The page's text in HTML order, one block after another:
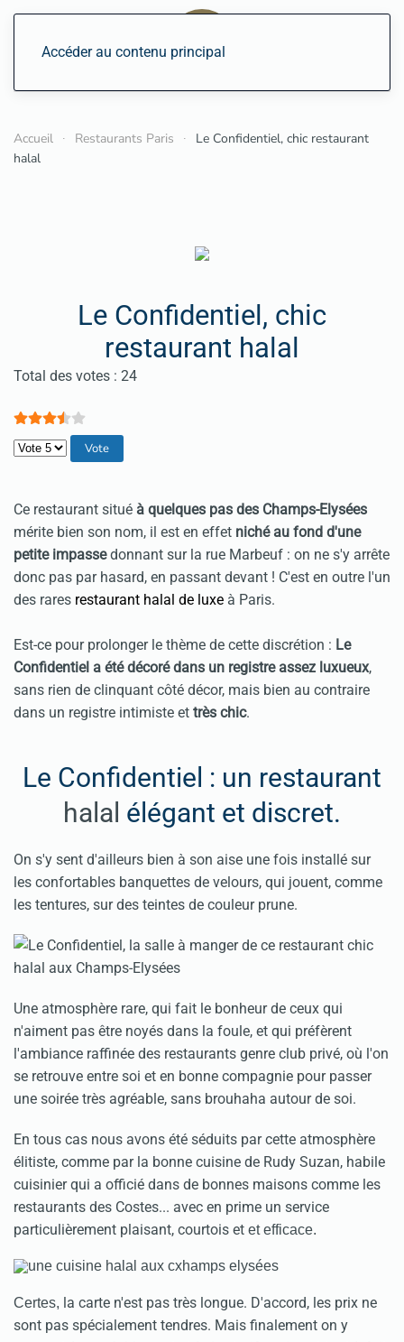
Accéder au contenu principal
Accueil Restaurants Paris
Le Confidentiel, chic restaurant
halal
Le Confidentiel, chic
restaurant halal
Vote utilisateur:3.5/
Total des votes : 24
Veuillez voter
Ce restaurant situé à quelques pas des Champs-Elysées
mérite bien son nom, il est en effet niché au fond d'une
petite impassedonnant sur la rue Marbeuf : on ne s'y arrête
donc pas par hasard, en passant devant ! C'est en outre l'un
des rares restaurant halal de luxe à Paris.
Est-ce pour prolonger le thème de cette discrétion : Le
Confidentiel a été décoré dans un registre assez luxueux,
sans rien de clinquant côté décor, mais bien au contraire
dans un registre intimiste et très chic.
Le Confidentiel : un restaurant
halal élégant et discret.
On s'y sent d'ailleurs bien à son aise une fois installé sur
les confortables banquettes de velours, qui jouent, comme
les tentures, sur des teintes de couleur prune.
Une atmosphère rare, qui fait le bonheur de ceux qui
n'aiment pas être noyés dans la foule, et qui préfèrent
l'ambiance raffinée des restaurants genre club privé, où l'on
se retrouve entre soi et en bonne compagnie pour passer
une soirée très agréable, sans brouhaha autour de soi.
En tous cas nous avons été séduits par cette atmosphère
élitiste, comme par la bonne cuisine de Rudy Suzan, habile
cuisinier qui a officié dans de bonnes maisons comme les
restaurants des Costes... avec en prime un service
particulièrement plaisant, courtois et et efficace.
Certes, la carte n'est pas très longue. D'accord, les prix ne
sont pas spécialement tendres. Mais finalement on y